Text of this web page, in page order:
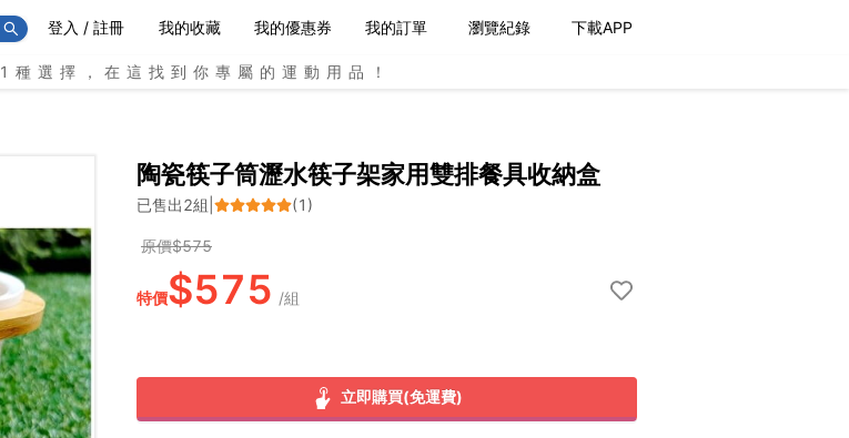
登入 / 註冊 我的收藏 我的優惠券 我的訂單 瀏覽紀錄 下載APP
選擇，在這找到你專屬的運動用品！
陶瓷筷子筒瀝水筷子架家用雙排餐具收納盒
已售出2組 (1 )
原價$575
特價$575 /組
立即購買(免運費)